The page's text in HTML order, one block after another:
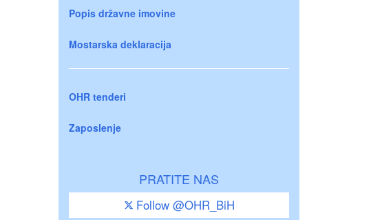
Popis državne imovine
Mostarska deklaracija
OHR tenderi
Zaposlenje
PRATITE NAS
Follow @OHR_BiH